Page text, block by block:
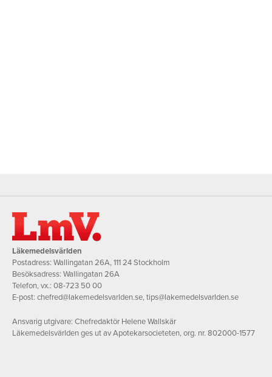
Läkemedelsvärlden
Postadress: Wallingatan 26A, 111 24 Stockholm
Besöksadress: Wallingatan 26A
Telefon, vx.: 08-723 50 00
E-post: chefred@lakemedelsvarlden.se,tips@lakemedelsvarlden.se
Ansvarig utgivare: Chefredaktör Helene Wallskär
Läkemedelsvärlden ges ut av Apotekarsocieteten, org. nr. 802000-1577